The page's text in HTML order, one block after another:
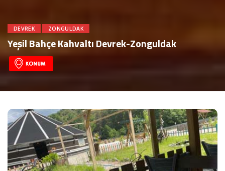
DEVREK ZONGULDAK
Yeşil Bahçe Kahvaltı Devrek-Zonguldak